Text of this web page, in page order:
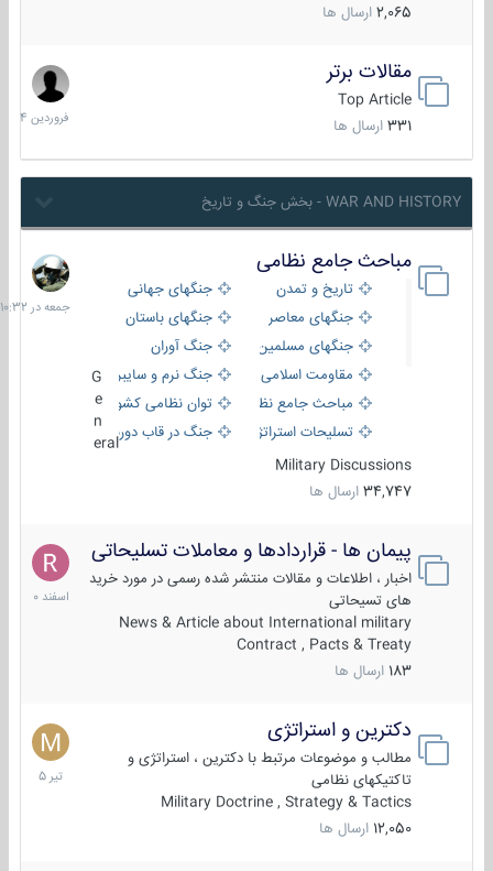
2,065 ارسال ها
مقالات برتر
Top Article
331 ارسال ها
29
فروردین
1404
WAR AND HISTORY - بخش جنگ و تاریخ
مباحث جامع نظامی
تاریخ و تمدن
جنگهای جهانی
جنگهای معاصر
جنگهای باستان
جنگهای مسلمین
جنگ آوران
مقاومت اسلامی
جنگ نرم و سایبری
مباحث جامع نظامی
توان نظامی کشورها
تسلیحات استراتژیک
جنگ در قاب دوربین
eral
Military Discussions
34,747 ارسال ها
جمعه
در
10:32
پیمان ها - قراردادها و معاملات تسلیحاتی
اخبار ، اطلاعات و مقالات منتشر شده رسمی در مورد خرید
های تسیحاتی
News & Article about International military
Contract , Pacts & Treaty
183 ارسال ها
7
اسفند
1400
دکترین و استراتژی
مطالب و موضوعات مرتبط با دکترین ، استراتژی و
تاکتیکهای نظامی
Military Doctrine , Strategy & Tactics
12,050 ارسال ها
27
تیر
1405